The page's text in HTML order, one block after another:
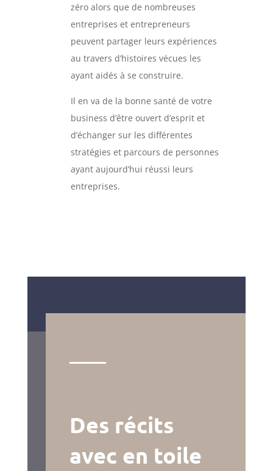
zéro alors que de nombreuses
entreprises et entrepreneurs
peuvent partager leurs expériences
au travers d’histoires vécues les
ayant aidés à se construire.
Il en va de la bonne santé de votre
business d’être ouvert d’esprit et
d’échanger sur les différentes
stratégies et parcours de personnes
ayant aujourd’hui réussi leurs
entreprises.
Des récits
avec en toile